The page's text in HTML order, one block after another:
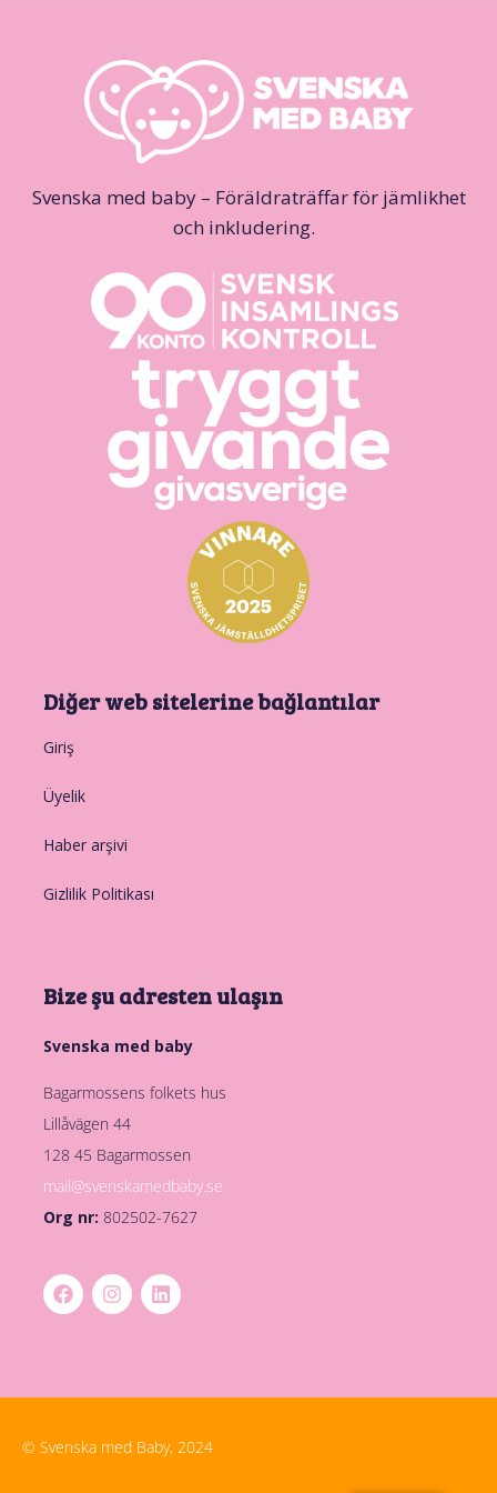
Svenska med baby – Föräldraträffar för jämlikhet
och inkludering.
Diğer web sitelerine bağlantılar
Giriş
Üyelik
Haber arşivi
Gizlilik Politikası
Bize şu adresten ulaşın
Svenska med baby
Bagarmossens folkets hus
Lillåvägen 44
128 45 Bagarmossen
mail@svenskamedbaby.se
Org nr: 802502-7627
© Svenska med Baby, 2024